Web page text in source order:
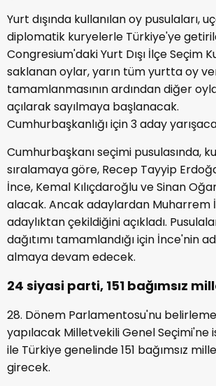
Yurt dışında kullanılan oy pusulaları,
diplomatik kuryelerle Türkiye'ye
Congresium'daki Yurt Dışı İlçe Seçim
saklanan oylar, yarın tüm yurtta oy
tamamlanmasının ardından diğer
açılarak sayılmaya başlanacak.
Cumhurbaşkanlığı için 3 aday
Cumhurbaşkanı seçimi pusulasında,
sıralamaya göre, Recep Tayyip
İnce, Kemal Kılıçdaroğlu ve Sinan
alacak. Ancak adaylardan Muharrem
adaylıktan çekildiğini açıkladı.
dağıtımı tamamlandığı için İnce'nin
almaya devam edecek.
24 siyasi parti, 151 bağımsız
28. Dönem Parlamentosu'nu
yapılacak Milletvekili Genel Seçimi'ne
ile Türkiye genelinde 151 bağımsız
girecek.